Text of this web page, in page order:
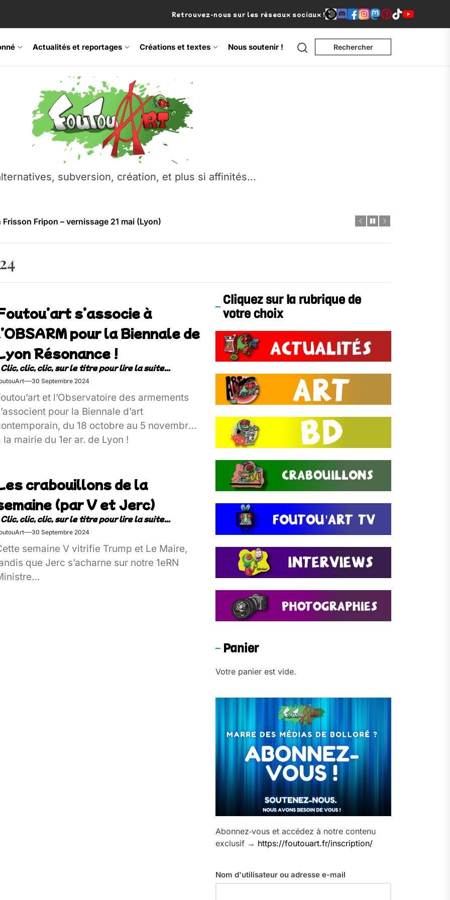
Retrouvez-nous sur les réseaux sociaux !
Actualités et reportages Créations et textes Nous soutenir ! Search Rechercher
subversion, création, et plus si affinités...
Fripon – vernissage 21 mai (Lyon)
Festival – Samedi 18 juillet (Vaulx-en-Velin)
Ŝtono, un livre réalisé par Michaël Moretti & Pierre Lacôte
contre l’A412 à l’Établi (Haute-Savoie)
Fripon – vernissage 21 mai (Lyon)
Festival – Samedi 18 juillet (Vaulx-en-Velin)
s’associe à
pour la Biennale de
Résonance !
30 Septembre 2024
et l’Observatoire des armements
pour la Biennale d’art
du 18 octobre au 5 novembre,
la mairie du 1er ar. de Lyon !
crabouillons de la
(par V et Jerc)
30 Septembre 2024
semaine V vitrifie Trump et Le Maire,
que Jerc s’acharne sur notre 1eRN
Cliquez sur la rubrique de
votre choix
Panier
Votre panier est vide.
Abonnez‑vous et accédez à notre contenu
exclusif → https://foutouart.fr/inscription/
Nom d'utilisateur ou adresse e-mail